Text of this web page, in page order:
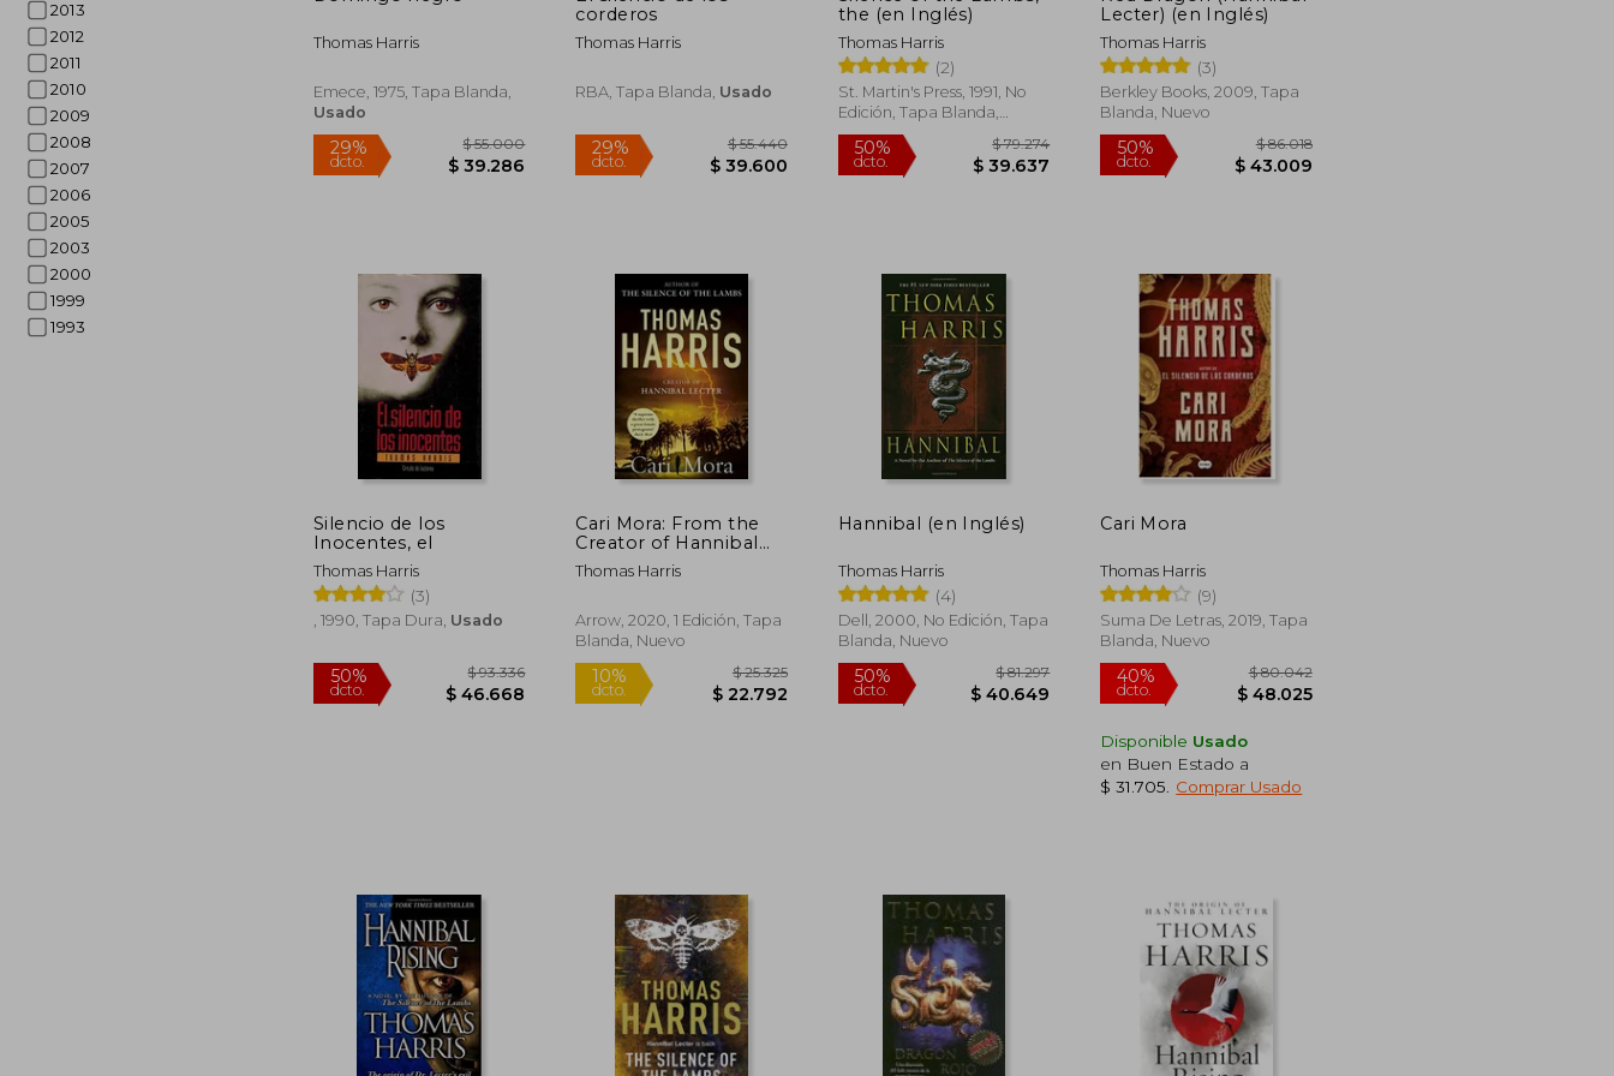
2013
2012
2011
2010
2009
2008
2007
2006
2005
2003
2000
1999
1993
Thomas Harris
Emece, 1975, Tapa Blanda,
Usado
29%
dcto.
$ 55.000
$ 39.286
corderos
Thomas Harris
RBA, Tapa Blanda, Usado
29%
dcto.
$ 55.440
the (en Inglés)
Thomas Harris
(2)
St. Martin's Press, 1991, No
Edición, Tapa Blanda,
Nuevo
50%
dcto.
$ 79.274
Lecter) (en Inglés)
Thomas Harris
(3)
Berkley Books, 2009, Tapa
Blanda, Nuevo
Silencio de los
Inocentes, el
Thomas Harris
(3)
, 1990, Tapa Dura, Usado
Cari Mora: From the
Creator of Hannibal
Lecter (en Inglés)
Thomas Harris
Arrow, 2020, 1 Edición, Tapa
Blanda, Nuevo
Hannibal (en Inglés)
Thomas Harris
(4)
Dell, 2000, No Edición, Tapa
Blanda, Nuevo
Cari Mora
Thomas Harris
(9)
Suma De Letras, 2019, Tapa
Blanda, Nuevo
Disponible Usado
en Buen Estado a
$ 31.705
Comprar Usado